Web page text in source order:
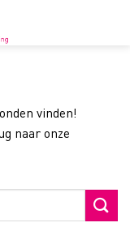
vinden!
naar onze